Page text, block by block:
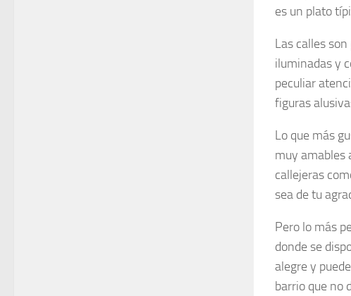
es un plato
Las calles
iluminadas y
peculiar
figuras
Lo que más
muy amables
callejeras
sea de tu
Pero lo más
donde se
alegre y
barrio que no